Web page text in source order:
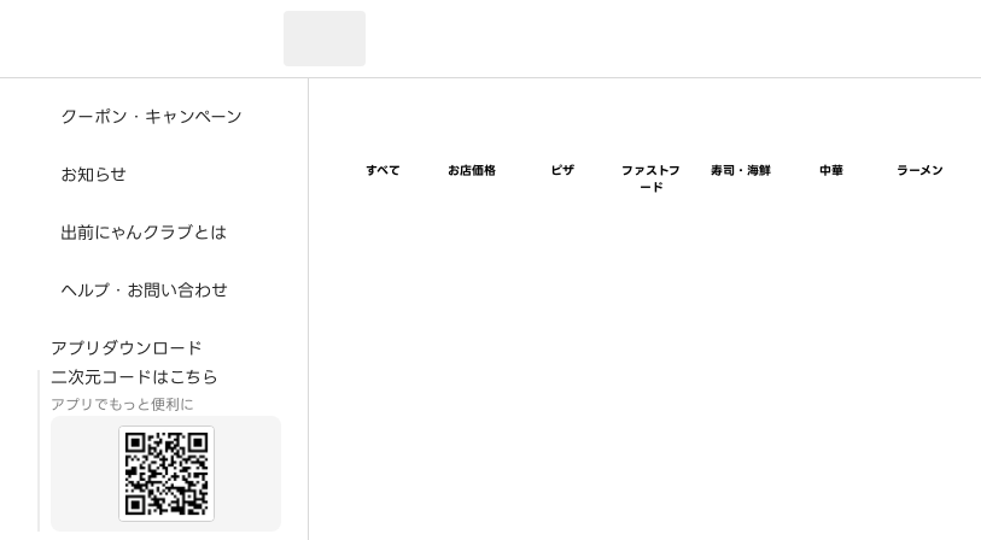
クーポン・キャンペーン
お知らせ
出前にゃんクラブとは
ヘルプ・お問い合わせ
アプリダウンロード
二次元コードはこちら
アプリでもっと便利に
すべて お店価格 ピザ
ファストフ
ード
寿司・海鮮 中華 ラーメン